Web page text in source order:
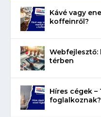
Kávé vagy
koffeinről?
térben
Híres cégek –
foglalkoznak?